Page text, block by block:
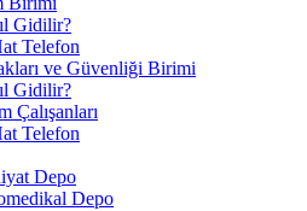
Gidilir?
Telefon
ve Güvenliği Birimi
Gidilir?
Çalışanları
Telefon
Depo
Depo